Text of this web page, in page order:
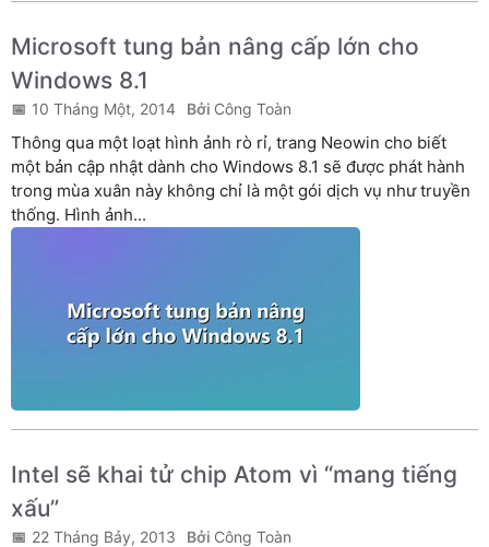
Microsoft tung bản nâng cấp lớn cho
Windows 8.1
10 Tháng Một, 2014 Công Toàn
Thông qua một loạt hình ảnh rò rỉ, trang Neowin cho biết
một bản cập nhật dành cho Windows 8.1 sẽ được phát hành
trong mùa xuân này không chỉ là một gói dịch vụ như truyền
thống. Hình ảnh...
Intel sẽ khai tử chip Atom vì “mang tiếng
xấu”
22 Tháng Bảy, 2013 Công Toàn